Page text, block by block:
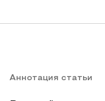
Аннотация статьи